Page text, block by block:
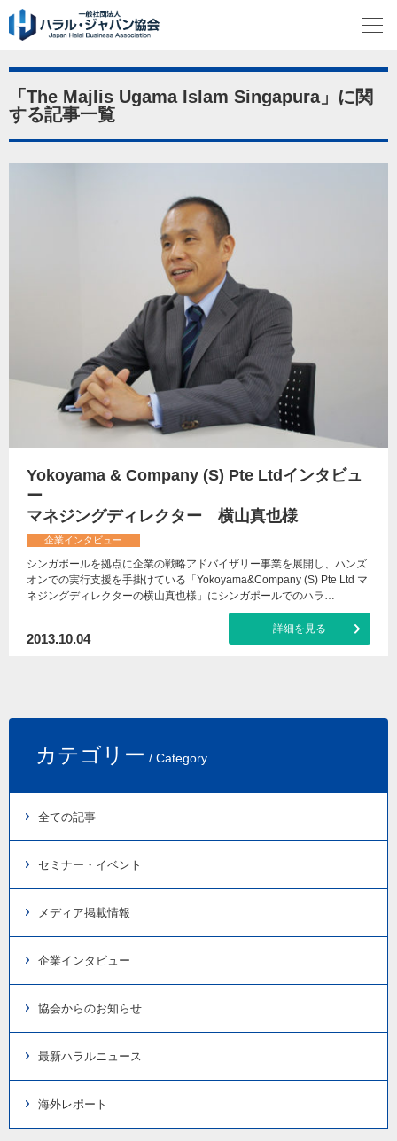
「The Majlis Ugama Islam Singapura」に関
する記事一覧
Yokoyama & Company (S) Pte Ltdインタビュ
ー
マネジングディレクター 横山真也様
企業インタビュー
シンガポールを拠点に企業の戦略アドバイザリー事業を展開し、ハンズ
オンでの実行支援を手掛けている「Yokoyama&Company (S) Pte Ltd マ
ネジングディレクターの横山真也様」にシンガポールでのハラ…
2013.10.04
詳細を見る
カテゴリー / Category
全ての記事
セミナー・イベント
メディア掲載情報
企業インタビュー
協会からのお知らせ
最新ハラルニュース
海外レポート